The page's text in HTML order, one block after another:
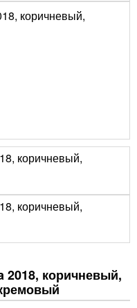
2018, коричневый,